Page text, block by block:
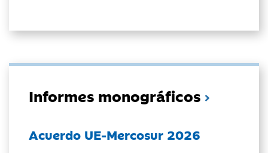
Informes monográficos
Acuerdo UE-Mercosur 2026